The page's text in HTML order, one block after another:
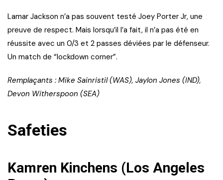
Lamar Jackson n’a pas souvent testé Joey Porter Jr, une
preuve de respect. Mais lorsqu’il l’a fait, il n’a pas été en
réussite avec un 0/3 et 2 passes déviées par le défenseur.
Un match de “lockdown corner”.
Remplaçants : Mike Sainristil (WAS), Jaylon Jones (IND),
Devon Witherspoon (SEA)
Safeties
Kamren Kinchens (Los Angeles